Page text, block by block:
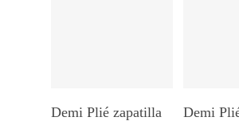
Seleccionar Opciones
Demi Plié zapatilla
Demi